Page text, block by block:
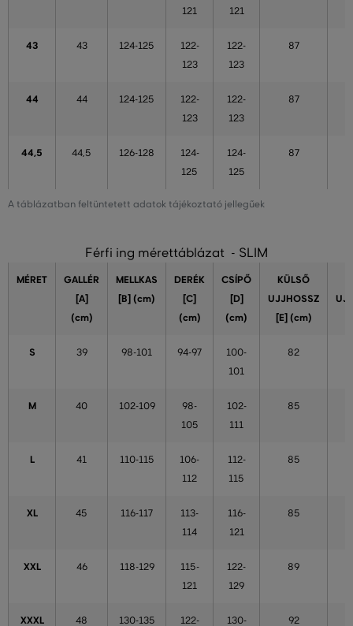
A táblázatban feltüntetett adatok tájékoztató jellegűek
121
121
43 43 124-125
122-
123
122-
123
87
44 44 124-125
122-
123
122-
123
87
44,5 44,5 126-128
124-
125
124-
125
87
Férfi ing mérettáblázat - SLIM
MÉRET
GALLÉR
[A]
(cm)
MELLKAS
[B] (cm)
DERÉK
[C]
(cm)
CSÍPŐ
[D]
(cm)
KÜLSŐ
UJJHOSSZ
[E] (cm)
S 39 98-101 94-97
100-
101
82
M 40 102-109
98-
105
102-
111
85
L 41 110-115
106-
112
112-
115
85
XL 45 116-117
113-
114
116-
121
85
XXL 46 118-129
115-
121
122-
129
89
XXXL 48 130-135 122- 130- 92